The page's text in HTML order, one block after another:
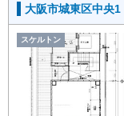
大阪市城東区中央
スケルトン